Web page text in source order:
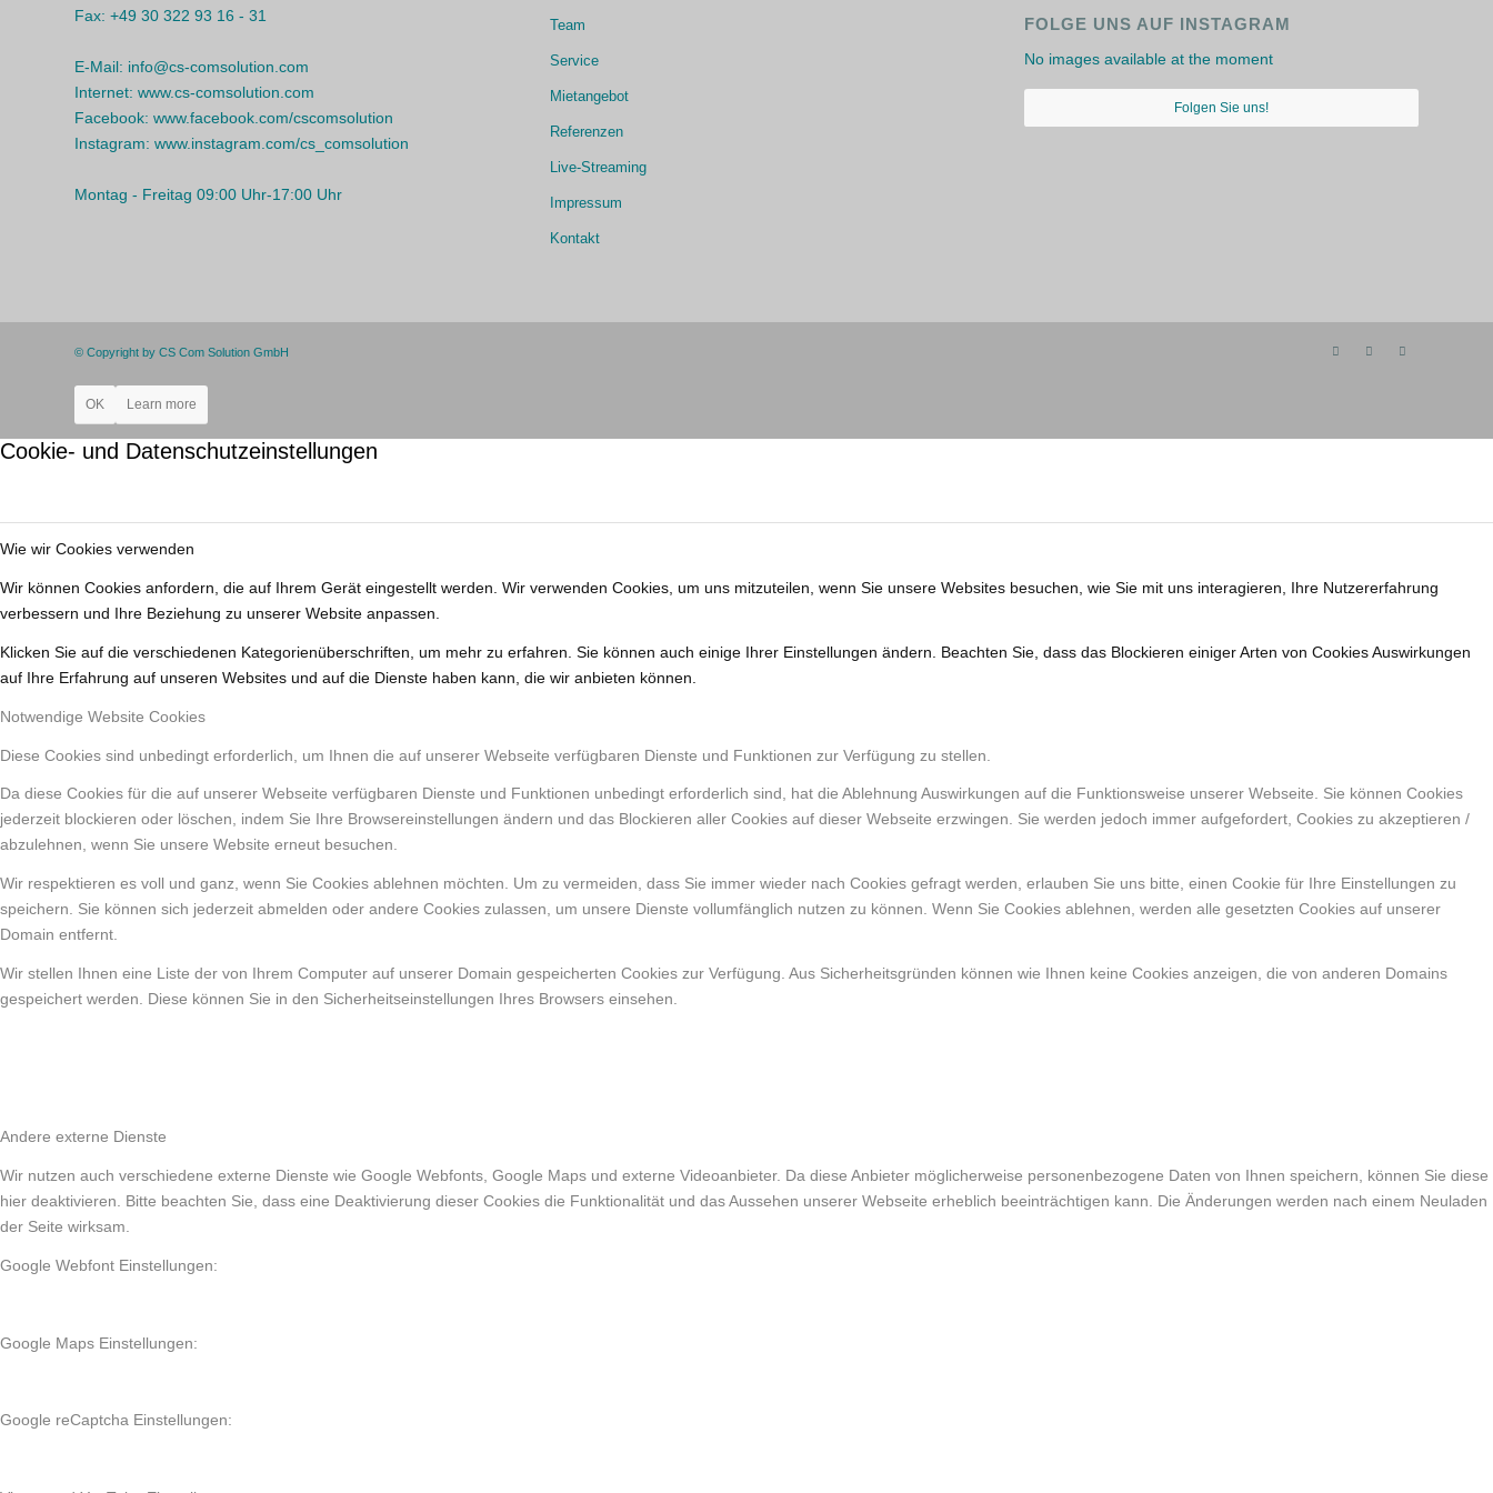
Fax: +49 30 322 93 16 - 31
E-Mail: info@cs-comsolution.com
Internet: www.cs-comsolution.com
Facebook: www.facebook.com/cscomsolution
Instagram: www.instagram.com/cs_comsolution
Montag - Freitag 09:00 Uhr-17:00 Uhr
Team
Service
Mietangebot
Referenzen
Live-Streaming
Impressum
Kontakt
FOLGE UNS AUF INSTAGRAM
No images available at the moment
Folgen Sie uns!
© Copyright by CS Com Solution GmbH
OK Learn more
Cookie- und Datenschutzeinstellungen
Wie wir Cookies verwenden
Wir können Cookies anfordern, die auf Ihrem Gerät eingestellt werden. Wir verwenden Cookies, um uns mitzuteilen, wenn Sie unsere Websites besuchen, wie Sie mit uns interagieren, Ihre Nutzererfahrung
verbessern und Ihre Beziehung zu unserer Website anpassen.
Klicken Sie auf die verschiedenen Kategorienüberschriften, um mehr zu erfahren. Sie können auch einige Ihrer Einstellungen ändern. Beachten Sie, dass das Blockieren einiger Arten von Cookies Auswirkungen
auf Ihre Erfahrung auf unseren Websites und auf die Dienste haben kann, die wir anbieten können.
Notwendige Website Cookies
Diese Cookies sind unbedingt erforderlich, um Ihnen die auf unserer Webseite verfügbaren Dienste und Funktionen zur Verfügung zu stellen.
Da diese Cookies für die auf unserer Webseite verfügbaren Dienste und Funktionen unbedingt erforderlich sind, hat die Ablehnung Auswirkungen auf die Funktionsweise unserer Webseite. Sie können Cookies
jederzeit blockieren oder löschen, indem Sie Ihre Browsereinstellungen ändern und das Blockieren aller Cookies auf dieser Webseite erzwingen. Sie werden jedoch immer aufgefordert, Cookies zu akzeptieren /
abzulehnen, wenn Sie unsere Website erneut besuchen.
Wir respektieren es voll und ganz, wenn Sie Cookies ablehnen möchten. Um zu vermeiden, dass Sie immer wieder nach Cookies gefragt werden, erlauben Sie uns bitte, einen Cookie für Ihre Einstellungen zu
speichern. Sie können sich jederzeit abmelden oder andere Cookies zulassen, um unsere Dienste vollumfänglich nutzen zu können. Wenn Sie Cookies ablehnen, werden alle gesetzten Cookies auf unserer
Domain entfernt.
Wir stellen Ihnen eine Liste der von Ihrem Computer auf unserer Domain gespeicherten Cookies zur Verfügung. Aus Sicherheitsgründen können wie Ihnen keine Cookies anzeigen, die von anderen Domains
gespeichert werden. Diese können Sie in den Sicherheitseinstellungen Ihres Browsers einsehen.
Andere externe Dienste
Wir nutzen auch verschiedene externe Dienste wie Google Webfonts, Google Maps und externe Videoanbieter. Da diese Anbieter möglicherweise personenbezogene Daten von Ihnen speichern, können Sie diese
hier deaktivieren. Bitte beachten Sie, dass eine Deaktivierung dieser Cookies die Funktionalität und das Aussehen unserer Webseite erheblich beeinträchtigen kann. Die Änderungen werden nach einem Neuladen
der Seite wirksam.
Google Webfont Einstellungen:
Google Maps Einstellungen:
Google reCaptcha Einstellungen: